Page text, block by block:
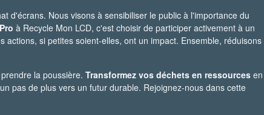
d'écrans. Nous visons à sensibiliser le public à l'importance du
à Recycle Mon LCD, c'est choisir de participer activement à un
si petites soient-elles, ont un impact. Ensemble, réduisons
la poussière. Transformez vos déchets en ressources en
pas de plus vers un futur durable. Rejoignez-nous dans cette